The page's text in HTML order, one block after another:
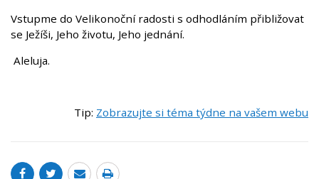
Vstupme do Velikonoční radosti s odhodláním přibližovat
se Ježíši, Jeho životu, Jeho jednání.
Aleluja.
Tip: Zobrazujte si téma týdne na vašem webu